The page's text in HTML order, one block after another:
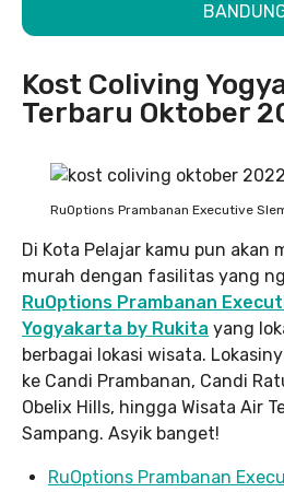
Kost Coliving
Terbaru Oktober
RuOptions Prambanan Executive
Di Kota Pelajar kamu pun akan
murah dengan fasilitas yang
RuOptions Prambanan
Yogyakarta by Rukita yang
berbagai lokasi wisata.
ke Candi Prambanan, Candi
Obelix Hills, hingga Wisata Air
Sampang. Asyik banget!
RuOptions Prambanan